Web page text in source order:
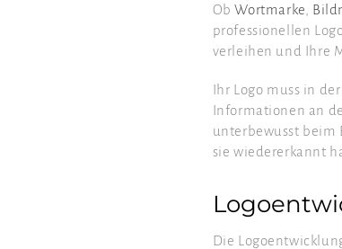
ObWortmarke
professionellen
verleihen und Ihre
Ihr Logo muss in
Informationen an
unterbewusst beim
sie wiedererkannt
Die